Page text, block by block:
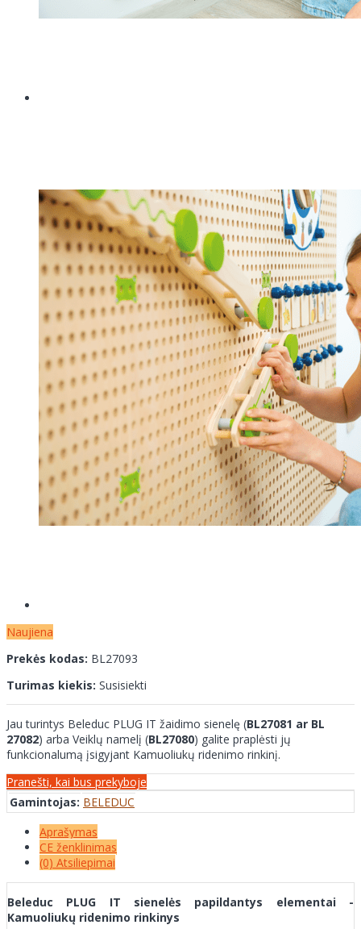
Naujiena
Prekės kodas: BL27093
Turimas kiekis: Susisiekti
Jau turintys Beleduc PLUG IT žaidimo sienelę (BL27081 ar BL
27082) arba Veiklų namelį (BL27080) galite praplėsti jų
funkcionalumą įsigyjant Kamuoliukų ridenimo rinkinį.
Pranešti, kai bus prekyboje
Gamintojas: BELEDUC
Aprašymas
CE ženklinimas
(0) Atsiliepimai
Beleduc PLUG IT sienelės papildantys elementai -
Kamuoliukų ridenimo rinkinys